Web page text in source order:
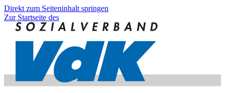
Direkt zum Seiteninhalt springen
Zur Startseite des